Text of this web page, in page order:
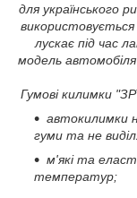
для українського
використовується
лускає під час
модель
Гумові килимки
автокилимки
гуми та не
м'які та
температур;